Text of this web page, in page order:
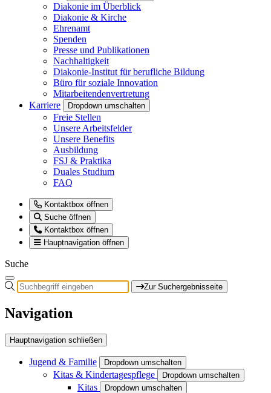
Diakonie im Überblick
Diakonie & Kirche
Ehrenamt
Spenden
Presse und Publikationen
Nachhaltigkeit
Diakonie-Institut für berufliche Bildung
Büro für soziale Innovation
Mitarbeitendenvertretung
Karriere
Dropdown umschalten
Freie Stellen
Unsere Arbeitsfelder
Unsere Benefits
Ausbildung
FSJ & Praktika
Duales Studium
FAQ
Kontaktbox öffnen
Suche öffnen
Kontaktbox öffnen
Hauptnavigation öffnen
Suche
Zur Suchergebnisseite
Navigation
Hauptnavigation schließen
Jugend & Familie Dropdown umschalten
Kitas & Kindertagespflege Dropdown umschalten
Kitas Dropdown umschalten